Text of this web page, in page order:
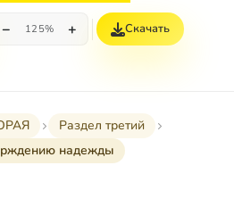
− 125% + Скачать
Раздел третий
надежды